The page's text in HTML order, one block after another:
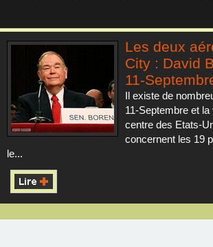
Les deux
City : David
11-
Il existe de
11-Septembre et
centre des Etats-
concernent les 19
le...